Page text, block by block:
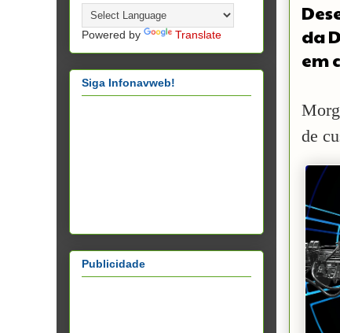
da
em
de
Powered by Translate
Siga Infonavweb!
Publicidade